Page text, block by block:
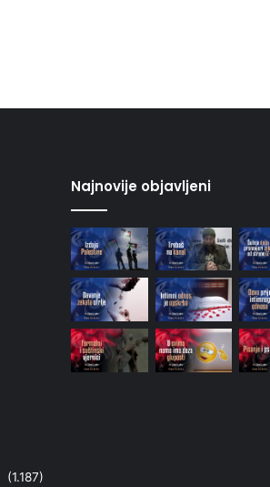
(1.187)
Najnovije objavljeni